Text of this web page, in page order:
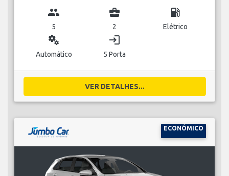
group
5
business_center
2
local_gas_station
Elétrico
miscellaneous_services
Automático
login
5 Porta
VER DETALHES...
ECONÓMICO